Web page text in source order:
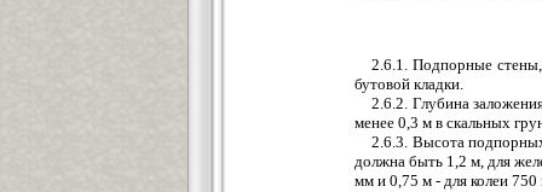
2.6.1. Подпорные
бутовой кладки.
2.6.2. Глубина
менее 0,3 м в скальных
2.6.3. Высота
должна быть 1,2 м, для
мм и 0,75 м - для колеи